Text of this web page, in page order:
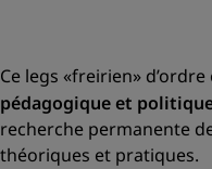
Ce legs «freirien»
pédagogique et
recherche permanente
théoriques et pratiques.